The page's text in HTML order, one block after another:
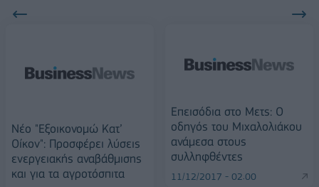
Νέο "Εξοικονοµώ Κατ’
Οίκον": Προσφέρει λύσεις
ενεργειακής αναβάθµισης
και για τα αγροτόσπιτα
Επεισόδια στο Μετς: Ο
οδηγός του Μιχαλολιάκου
ανάμεσα στους
συλληφθέντες
11/12/2017 - 02:00